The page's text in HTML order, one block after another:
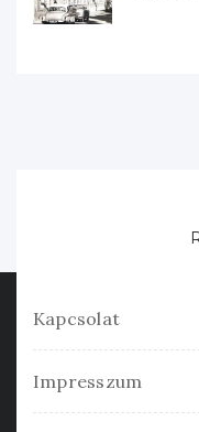
Kapcsolat
Impresszum